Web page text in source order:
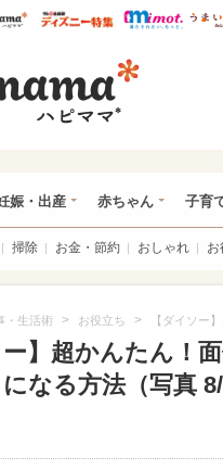
あ総研ハピママ* ウレぴあ総
娠・出産 赤ちゃん 子育
掃除 お金・節約 おしゃれ お
・生活術 > お役立ち > 【ダイソー
ー】超かんたん！
なる方法（写真 8/